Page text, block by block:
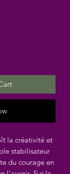
la créativité et
stabilisateur
du courage en